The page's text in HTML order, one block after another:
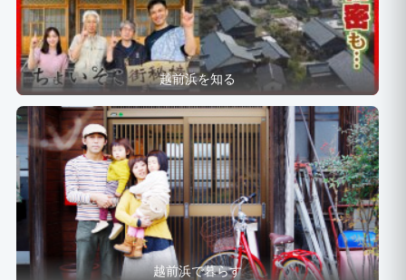
越前浜を知る
越前浜で暮らす